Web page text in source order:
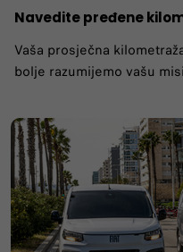
Navedite pređene
Vaša prosječna
bolje razumijemo vašu